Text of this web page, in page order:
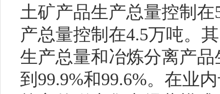
土矿产品生产总量控制
产总量控制在4.5万吨。
生产总量和冶炼分离产
到99.9%和99.6%。在业